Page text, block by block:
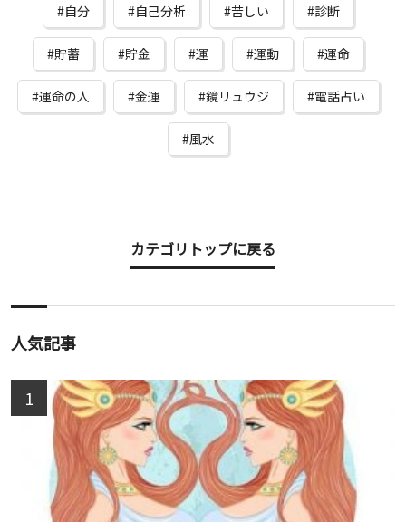
自分 自己分析 苦しい 診断
貯蓄 貯金 運 運動 運命
運命の人 金運 鏡リュウジ 電話占い
風水
カテゴリトップに戻る
人気記事
1